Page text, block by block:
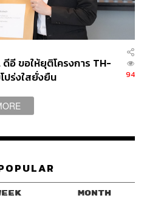
อี ขอให้ยุติโครงการ TH-
ปร่งใสยั่งยืน
94
MONTH